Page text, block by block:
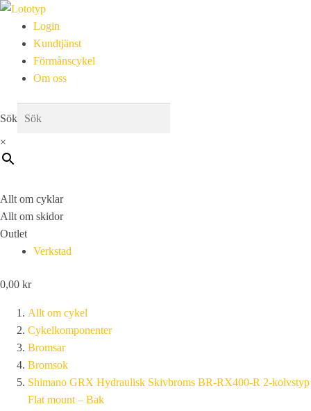
Login
Kundtjänst
Förmånscykel
Om oss
Sök
×
Allt om cyklar
Allt om skidor
Outlet
Verkstad
0,00 kr
Allt om cykel
Cykelkomponenter
Bromsar
Bromsok
Shimano GRX Hydraulisk Skivbroms BR-RX400-R 2-kolvstyp
Flat mount – Bak